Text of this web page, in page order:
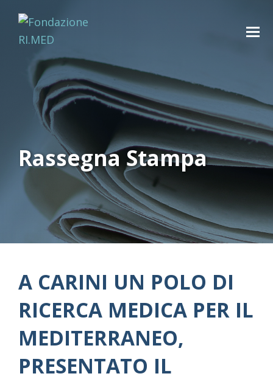
Rassegna Stampa
A CARINI UN POLO DI
RICERCA MEDICA PER IL
MEDITERRANEO,
PRESENTATO IL